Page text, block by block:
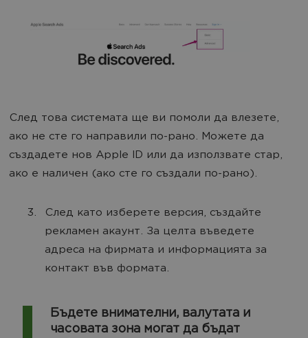
След това системата ще ви помоли да влезете,
ако не сте го направили по-рано. Можете да
създадете нов Apple ID или да използвате стар,
ако е наличен (ако сте го създали по-рано).
След като изберете версия, създайте
рекламен акаунт. За целта въведете
адреса на фирмата и информацията за
контакт във формата.
Бъдете внимателни, валутата и
часовата зона могат да бъдат